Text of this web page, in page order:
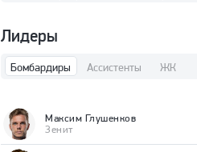
Лидеры
Бомбардиры Ассистенты ЖК
Максим Глушенков
Зенит